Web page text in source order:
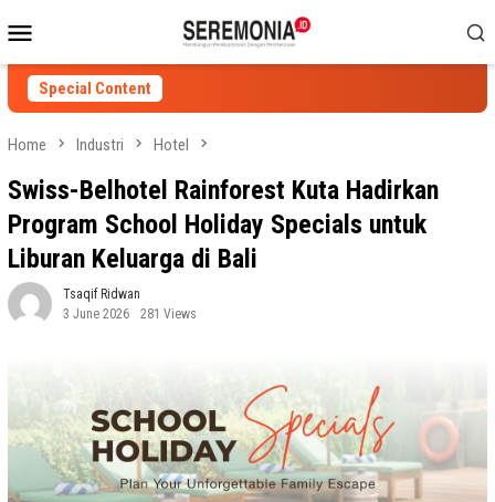
to
contentMenu
Special Content
Home Industri Hotel
Swiss-Belhotel Rainforest Kuta Hadirkan
Program School Holiday Specials untuk
Liburan Keluarga di Bali
Tsaqif Ridwan
3 June 2026
281 Views